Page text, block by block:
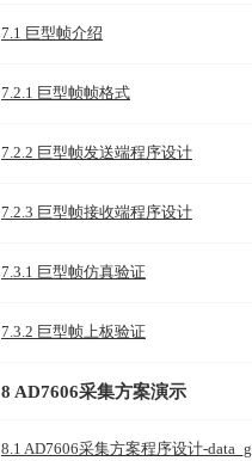
7.1 巨型帧介绍
7.2.1 巨型帧帧格式
7.2.2 巨型帧发送端程序设计
7.2.3 巨型帧接收端程序设计
7.3.1 巨型帧仿真验证
7.3.2 巨型帧上板验证
8 AD7606采集方案演示
8.1 AD7606采集方案程序设计-